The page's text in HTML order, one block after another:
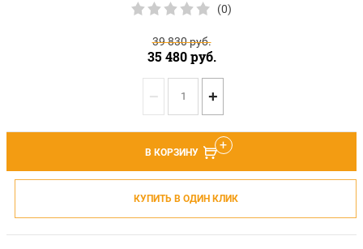
(0)
39 830руб.
35 480руб.
− +
В КОРЗИНУ
КУПИТЬ В ОДИН КЛИК